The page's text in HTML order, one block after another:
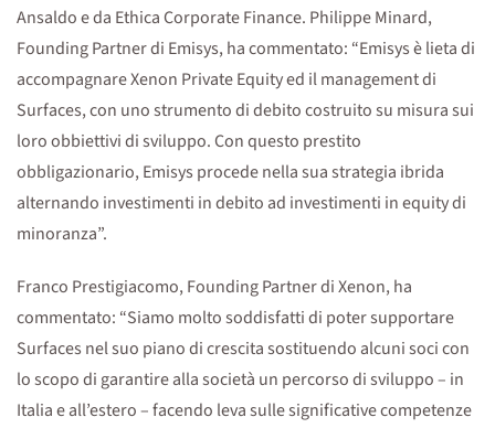
Ansaldo e da Ethica Corporate Finance. Philippe Minard,
Founding Partner di Emisys, ha commentato: “Emisys è lieta di
accompagnare Xenon Private Equity ed il management di
Surfaces, con uno strumento di debito costruito su misura sui
loro obbiettivi di sviluppo. Con questo prestito
obbligazionario, Emisys procede nella sua strategia ibrida
alternando investimenti in debito ad investimenti in equity di
minoranza”.
Franco Prestigiacomo, Founding Partner di Xenon, ha
commentato: “Siamo molto soddisfatti di poter supportare
Surfaces nel suo piano di crescita sostituendo alcuni soci con
lo scopo di garantire alla società un percorso di sviluppo – in
Italia e all’estero – facendo leva sulle significative competenze